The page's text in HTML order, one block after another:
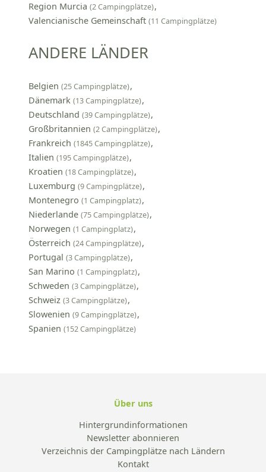
Region Murcia (2 Campingplätze)
Valencianische Gemeinschaft (11 Campingplätze)
ANDERE LÄNDER
Belgien (25 Campingplätze)
Dänemark (13 Campingplätze)
Deutschland (39 Campingplätze)
Großbritannien (2 Campingplätze)
Frankreich (1845 Campingplätze)
Italien (195 Campingplätze)
Kroatien (18 Campingplätze)
Luxemburg (9 Campingplätze)
Montenegro (1 Campingplatz)
Niederlande (75 Campingplätze)
Norwegen (1 Campingplatz)
Österreich (24 Campingplätze)
Portugal (3 Campingplätze)
San Marino (1 Campingplatz)
Schweden (3 Campingplätze)
Schweiz (3 Campingplätze)
Slowenien (9 Campingplätze)
Spanien (152 Campingplätze)
Über uns
Hintergrundinformationen
Newsletter abonnieren
Verzeichnis der Campingplätze nach Ländern
Kontakt